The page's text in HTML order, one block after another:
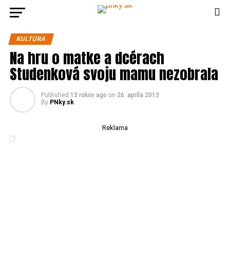
KULTÚRA
Na hru o matke a dcérach
Studenková svoju mamu nezobrala
Published 13 rokov ago on 26. apríla 2013
By PNky.sk
Reklama